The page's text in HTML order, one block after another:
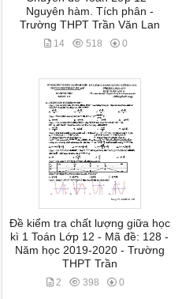
Nguyên hàm. Tích phân -
Trường THPT Trần Văn Lan
14 518 0
Đề kiểm tra chất lượng giữa học
kì 1 Toán Lớp 12 - Mã đề: 128 -
Năm học 2019-2020 - Trường
THPT Trần
2 398 0